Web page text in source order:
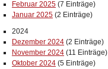
Februar 2025 (7 Einträge)
Januar 2025 (2 Einträge)
2024
Dezember 2024 (2 Einträge)
November 2024 (11 Einträge)
Oktober 2024 (5 Einträge)